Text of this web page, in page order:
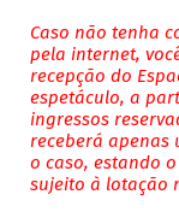
Caso não tenha
pela internet,
recepção do
espetáculo, a
ingressos
receberá apenas
o caso, estando
sujeito à lotação